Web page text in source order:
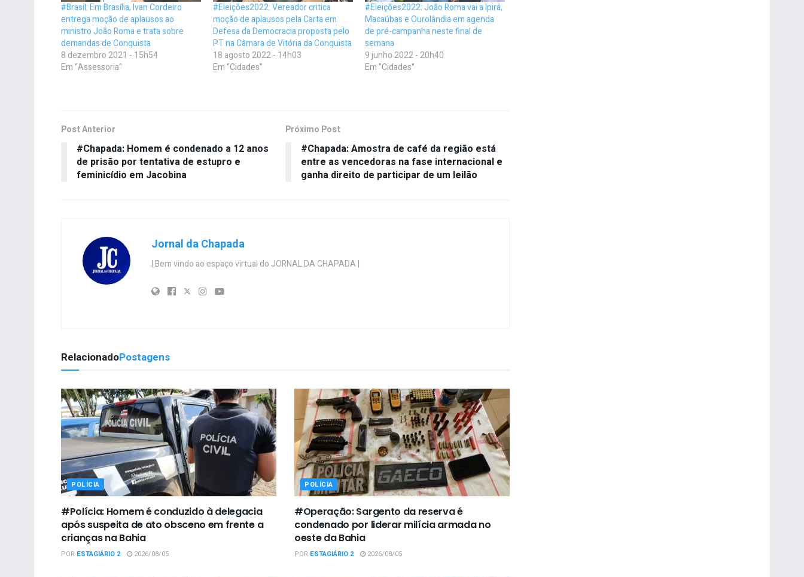
#Brasil: Em Brasília, Ivan Cordeiro
entrega moção de aplausos ao
ministro João Roma e trata sobre
demandas de Conquista
8 dezembro 2021 - 15h54
Em "Assessoria"
#Eleições2022: Vereador critica
moção de aplausos pela Carta em
Defesa da Democracia proposta pelo
PT na Câmara de Vitória da Conquista
18 agosto 2022 - 14h03
Em "Cidades"
#Eleições2022: João Roma vai a Ipirá,
Macaúbas e Ourolândia em agenda
de pré-campanha neste final de
semana
9 junho 2022 - 20h40
Em "Cidades"
Post Anterior
#Chapada: Homem é condenado a 12 anos
de prisão por tentativa de estupro e
feminicídio em Jacobina
Próximo Post
#Chapada: Amostra de café da região está
entre as vencedoras na fase internacional e
ganha direito de participar de um leilão
Jornal da Chapada
| Bem vindo ao espaço virtual do JORNAL DA CHAPADA |
RelacionadoPostagens
POLÍCIA
#Polícia: Homem é conduzido à delegacia
após suspeita de ato obsceno em frente a
crianças na Bahia
POR ESTAGIÁRIO 2 2026/08/05
POLÍCIA
#Operação: Sargento da reserva é
condenado por liderar milícia armada no
oeste da Bahia
POR ESTAGIÁRIO 2 2026/08/05